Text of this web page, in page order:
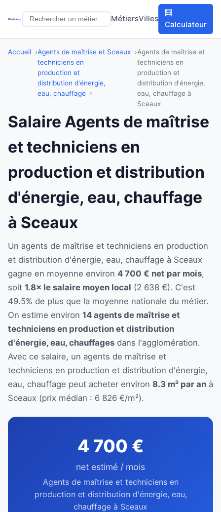
MétiersVilles
🧮
Calculateur
Accueil
Agents de maîtrise et
techniciens en
production et
distribution d'énergie,
eau, chauffage
Sceaux
Agents de maîtrise et
techniciens en
production et
distribution d'énergie,
eau, chauffage à
Sceaux
Salaire Agents de maîtrise
et techniciens en
production et distribution
d'énergie, eau, chauffage
à Sceaux
Un agents de maîtrise et techniciens en production
et distribution d'énergie, eau, chauffage à Sceaux
gagne en moyenne environ 4 700 € net par mois,
soit 1.8× le salaire moyen local (2 638 €). C'est
49.5% de plus que la moyenne nationale du métier.
On estime environ 14 agents de maîtrise et
techniciens en production et distribution
d'énergie, eau, chauffages dans l'agglomération.
Avec ce salaire, un agents de maîtrise et
techniciens en production et distribution d'énergie,
eau, chauffage peut acheter environ 8.3 m² par an à
Sceaux (prix médian : 6 826 €/m²).
4 700 €
net estimé / mois
Agents de maîtrise et techniciens en
production et distribution d'énergie, eau,
chauffage à Sceaux